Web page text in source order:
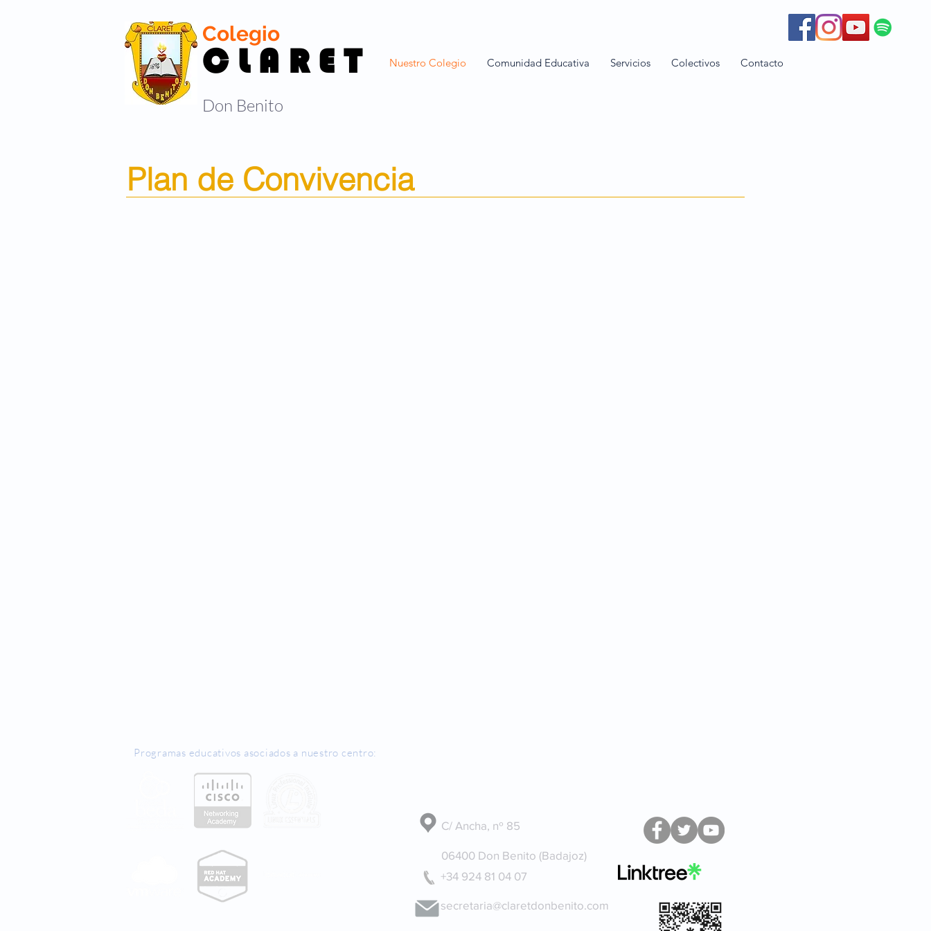
Colegio
C L A R E T Nuestro Colegio Comunidad Educativa Servicios Colectivos Contacto
Don Benito
Plan de Convivencia
Programas educativos asociados a nuestro centro:
C/ Ancha, nº 85
06400 Don Benito (Badajoz)
+34 924 81 04 07
secretaria@claretdonbenito.com